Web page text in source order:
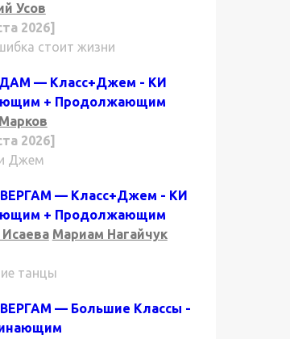
Усов
2026]
стоит жизни
— Класс+Джем - КИ
+ Продолжающим
2026]
Джем
— Класс+Джем - КИ
+ Продолжающим
Мариам Нагайчук
танцы
— Большие Классы -